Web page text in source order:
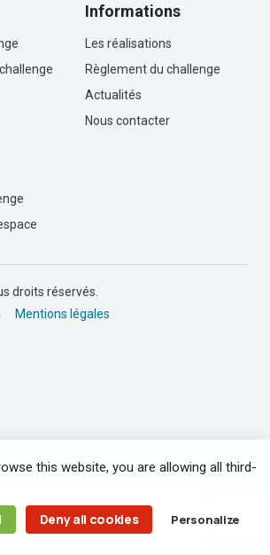
Informations
Les réalisations
Règlement du challenge
Actualités
Nous contacter
droits réservés.
Mentions légales
this website, you are allowing all third-
Deny all cookies Personalize